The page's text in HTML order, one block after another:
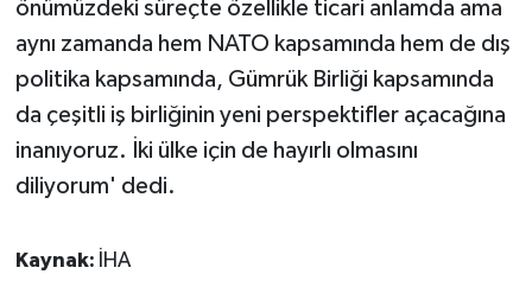
önümüzdeki süreçte özellikle ticari anlamda ama
aynı zamanda hem NATO kapsamında hem de dış
politika kapsamında, Gümrük Birliği kapsamında
da çeşitli iş birliğinin yeni perspektifler açacağına
inanıyoruz. İki ülke için de hayırlı olmasını
diliyorum' dedi.
Kaynak: İHA